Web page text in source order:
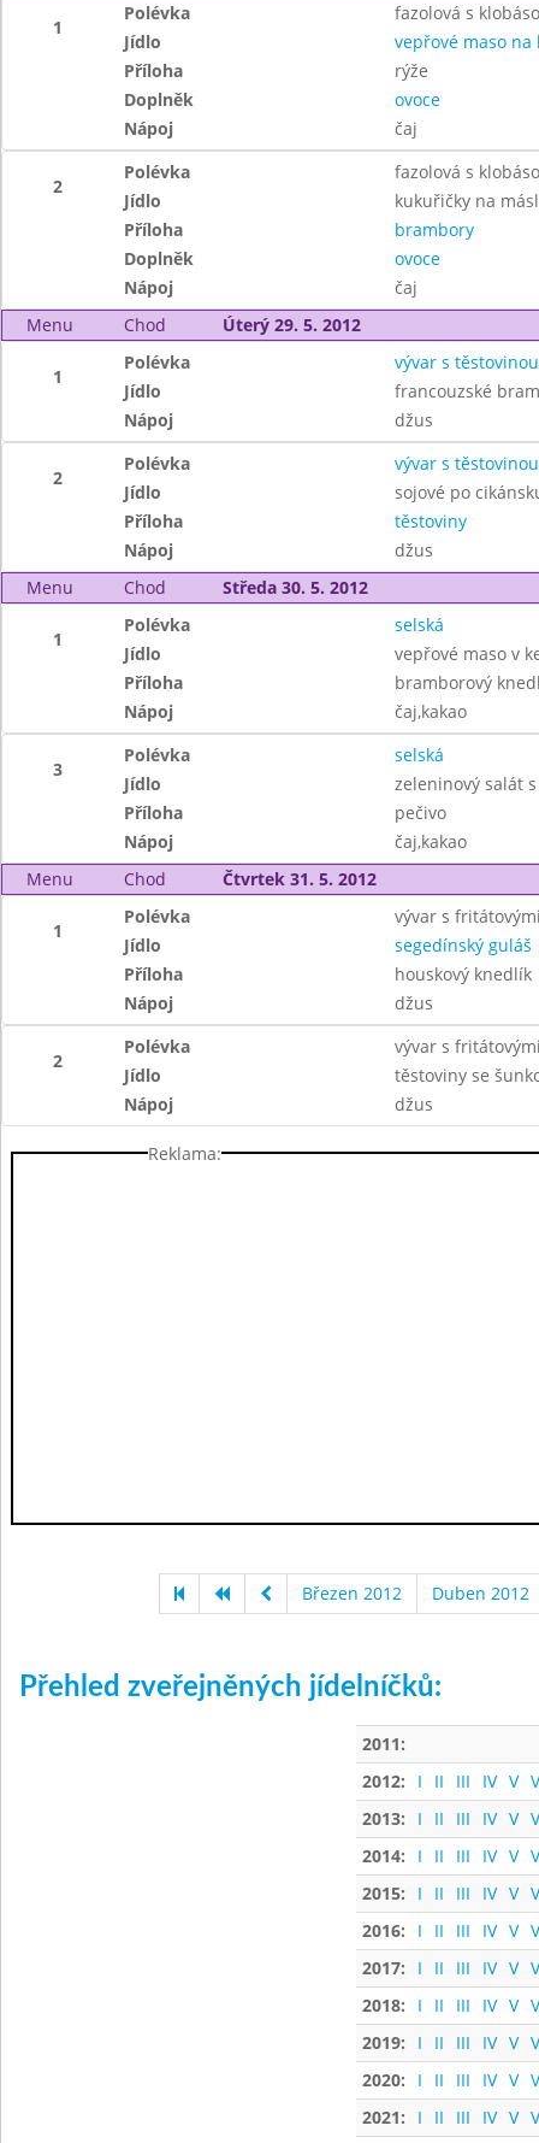
1
Polévka
fazolová s
Jídlo
vepřové maso na
Příloha
rýže
Doplněk
ovoce
Nápoj
čaj
2
Polévka
fazolová s
Jídlo
kukuřičky na
Příloha
brambory
Doplněk
ovoce
Nápoj
čaj
Menu
Chod Úterý 29. 5. 2012
1
Polévka
vývar s těstovinou
Jídlo
francouzské
Nápoj
džus
2
Polévka
vývar s těstovinou
Jídlo
sojové po
Příloha
těstoviny
Nápoj
džus
Menu
Chod Středa 30. 5. 2012
1
Polévka
selská
Jídlo
vepřové maso v
Příloha
bramborový
Nápoj
čaj,kakao
3
Polévka
selská
Jídlo
zeleninový salát
Příloha
pečivo
Nápoj
čaj,kakao
Menu
Chod Čtvrtek 31. 5. 2012
1
Polévka
vývar s
Jídlo
segedínský guláš
Příloha
houskový knedlík
Nápoj
džus
2
Polévka
vývar s
Jídlo
těstoviny se
Nápoj
džus
Reklama:
Březen 2012 Duben 2012
Přehled zveřejněných jídelníčků:
2011:
2012:
I II III IV V
2013:
I II III IV V
2014:
I II III IV V
2015:
I II III IV V
2016:
I II III IV V
2017:
I II III IV V
2018:
I II III IV V
2019:
I II III IV V
2020:
I II III IV V
2021:
I II III IV V